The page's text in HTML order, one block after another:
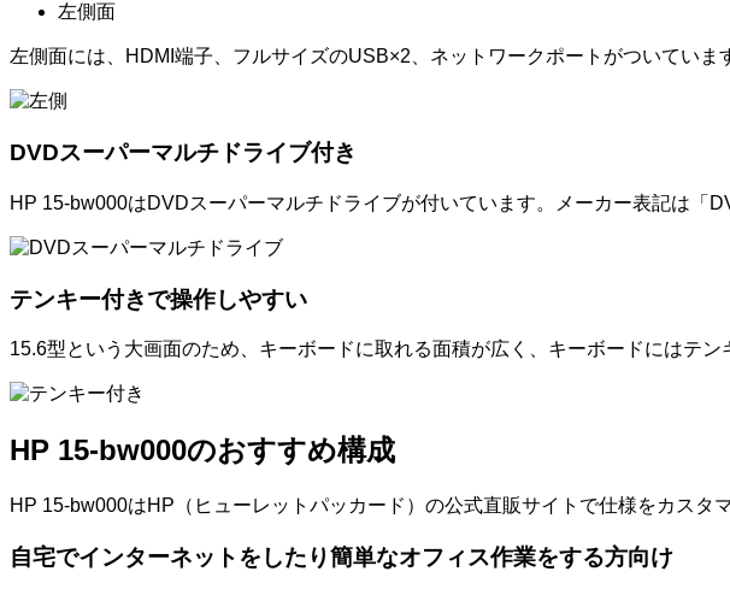
左側面
左側面には、HDMI端子、フルサイズのUSB×2、ネットワークポートがついていま
DVDスーパーマルチドライブ付き
HP 15-bw000はDVDスーパーマルチドライブが付いています。メーカー表記は「
テンキー付きで操作しやすい
15.6型という大画面のため、キーボードに取れる面積が広く、キーボードにはテ
HP 15-bw000のおすすめ構成
HP 15-bw000はHP（ヒューレットパッカード）の公式直販サイトで仕様をカスタ
自宅でインターネットをしたり簡単なオフィス作業をする方向け